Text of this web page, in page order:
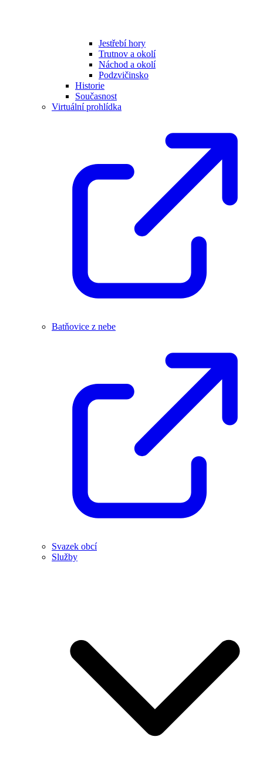
Jestřebí hory
Trutnov a okolí
Náchod a okolí
Podzvičinsko
Historie
Současnost
Virtuální prohlídka
Batňovice z nebe
Svazek obcí
Služby